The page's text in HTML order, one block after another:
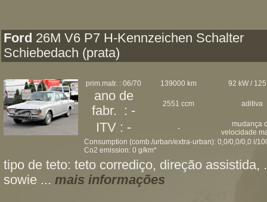
Ford 26M V6 P7 H-Kennzeichen Schalter
Schiebedach (prata)
prim.matr. : 06/70 139000 km 92 kW /
ano de
fabr. : -
2551 ccm aditiva
ITV : - -
mudança
velocidade
Consumption (comb./urban/extra-urban): 0,0/0,0/0,0 l/
Co2 emission: 0 g/km*
tipo de teto: teto corrediço, direção assistida,
sowie ... mais informações